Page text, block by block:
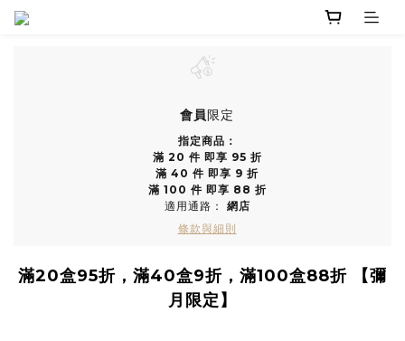
會員限定
指定商品：
滿 20 件 即享 95 折
滿 40 件 即享 9 折
滿 100 件 即享 88 折
適用通路： 網店
條款與細則
滿20盒95折，滿40盒9折，滿100盒88折 【彌
月限定】